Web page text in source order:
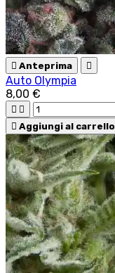
 Anteprima 
Auto Olympia
8,00 €
 
 Aggiungi al carrello